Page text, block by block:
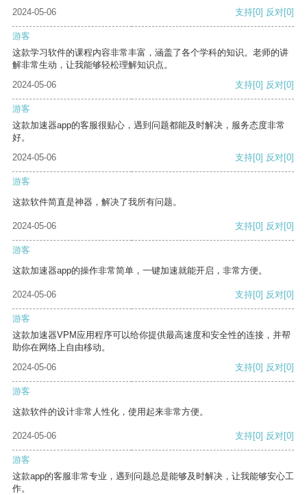
2024-05-06 支持[0] 反对[0]
游客
这款学习软件的课程内容非常丰富，涵盖了各个学科的知识。老师的讲
解非常生动，让我能够轻松理解知识点。
2024-05-06
支持[0] 反对[0]
游客
这款加速器app的客服很贴心，遇到问题都能及时解决，服务态度非常
好。
2024-05-06
支持[0] 反对[0]
游客
这款软件简直是神器，解决了我所有问题。
2024-05-06 支持[0] 反对[0]
游客
这款加速器app的操作非常简单，一键加速就能开启，非常方便。
2024-05-06 支持[0] 反对[0]
游客
这款加速器VPM应用程序可以给你提供最高速度和安全性的连接，并帮
助你在网络上自由移动。
2024-05-06
支持[0] 反对[0]
游客
这款软件的设计非常人性化，使用起来非常方便。
2024-05-06 支持[0] 反对[0]
游客
这款app的客服非常专业，遇到问题总是能够及时解决，让我能够安心工
作。